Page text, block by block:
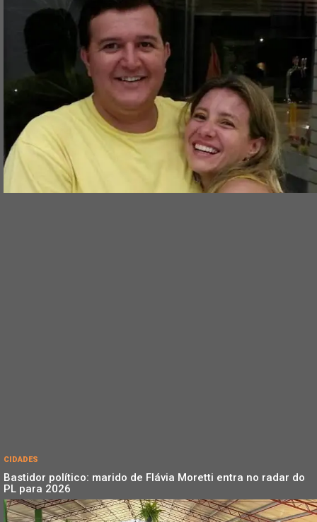
CIDADES
Bastidor político: marido de Flávia Moretti entra no radar do
PL para 2026